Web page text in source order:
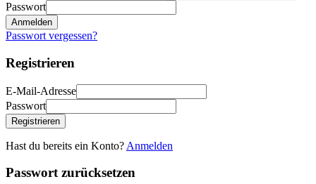
Passwort
Anmelden
Passwort vergessen?
Registrieren
E-Mail-Adresse
Passwort
Registrieren
Hast du bereits ein Konto? Anmelden
Passwort zurücksetzen